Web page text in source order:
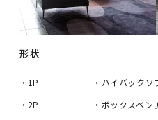
形状
・1P
・2P
・ハイバックソ
・ボックスベン